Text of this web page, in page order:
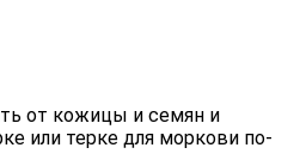
от кожицы и семян и
или терке для моркови по-